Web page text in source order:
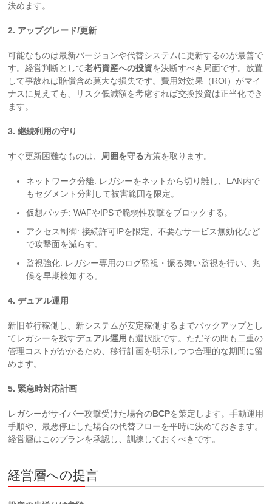
決めます。
2. アップグレード/更新
可能なものは最新バージョンや代替システムに更新するのが最善で
す。経営判断として老朽資産への投資を決断すべき局面です。放置
して事故れば賠償含め莫大な損失です。費用対効果（ROI）がマイ
ナスに見えても、リスク低減額を考慮すれば交換投資は正当化でき
ます。
3. 継続利用の守り
すぐ更新困難なものは、 周囲を守る方策を取ります。
ネットワーク分離: レガシーをネットから切り離し、LAN内で
もセグメント分割して被害範囲を限定。
仮想パッチ: WAFやIPSで脆弱性攻撃をブロックする。
アクセス制御: 接続許可IPを限定、不要なサービス無効化など
で攻撃面を減らす。
監視強化: レガシー専用のログ監視・振る舞い監視を行い、兆
候を早期検知する。
4. デュアル運用
新旧並行稼働し、新システムが安定稼働するまでバックアップとし
てレガシーを残すデュアル運用 も選択肢です。ただその間も二重の
管理コストがかかるため、移行計画を明示しつつ合理的な期間に留
めます。
5. 緊急時対応計画
レガシーがサイバー攻撃受けた場合のBCPを策定します。手動運用
手順や、最悪停止した場合の代替フローを平時に決めておきます。
経営層はこのプランを承認し、訓練しておくべきです。
経営層への提言